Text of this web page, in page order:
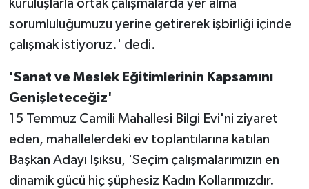
kuruluşlarla ortak çalışmalarda yer alma
sorumluluğumuzu yerine getirerek işbirliği içinde
çalışmak istiyoruz.' dedi.
'Sanat ve Meslek Eğitimlerinin Kapsamını
Genişleteceğiz'
15 Temmuz Camili Mahallesi Bilgi Evi'ni ziyaret
eden, mahallelerdeki ev toplantılarına katılan
Başkan Adayı Işıksu, 'Seçim çalışmalarımızın en
dinamik gücü hiç şüphesiz Kadın Kollarımızdır.